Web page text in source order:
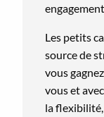
Les petits
source de
vous
vous et
la flexibilité,